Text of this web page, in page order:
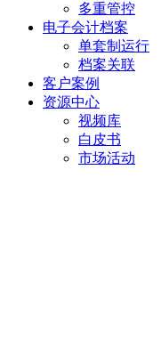
多重管控
电子会计档案
单套制运行
档案关联
客户案例
资源中心
视频库
白皮书
市场活动